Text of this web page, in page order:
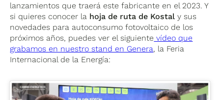
lanzamientos que traerá este fabricante en el 2023. Y
si quieres conocer la hoja de ruta de Kostal y sus
novedades para autoconsumo fotovoltaico de los
próximos años, puedes ver el siguiente vídeo que
grabamos en nuestro stand en Genera, la Feria
Internacional de la Energía: